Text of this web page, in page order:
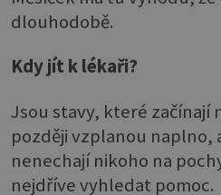
dlouhodobě.
Kdy jít k lékaři?
Jsou stavy, které začínají
později vzplanou naplno,
nenechají nikoho na
nejdříve vyhledat pomoc.